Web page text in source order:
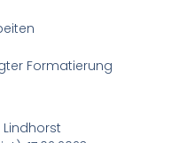
Formatierung